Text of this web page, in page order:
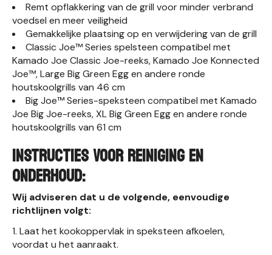
Remt opflakkering van de grill voor minder verbrand
voedsel en meer veiligheid
Gemakkelijke plaatsing op en verwijdering van de grill
Classic Joe™ Series spelsteen compatibel met
Kamado Joe Classic Joe-reeks, Kamado Joe Konnected
Joe™, Large Big Green Egg en andere ronde
houtskoolgrills van 46 cm
Big Joe™ Series-speksteen compatibel met Kamado
Joe Big Joe-reeks, XL Big Green Egg en andere ronde
houtskoolgrills van 61 cm
INSTRUCTIES VOOR REINIGING EN
ONDERHOUD:
Wij adviseren dat u de volgende, eenvoudige
richtlijnen volgt:
1. Laat het kookoppervlak in speksteen afkoelen,
voordat u het aanraakt.